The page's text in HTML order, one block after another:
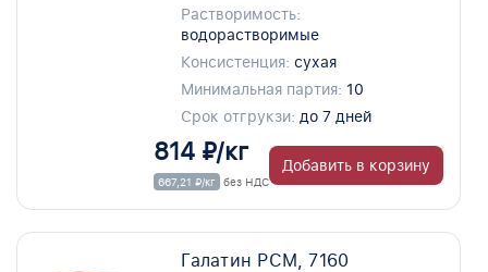
Растворимость:
водорастворимые
Консистенция: сухая
Минимальная партия: 10
Срок отгрукзи: до 7 дней
814 ₽/кг
667,21 ₽/кг без НДС
Добавить в корзину
Галатин РСМ, 7160